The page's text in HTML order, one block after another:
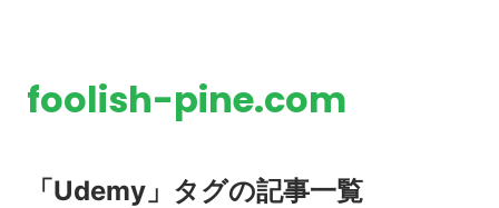
foolish-pine.com
「Udemy」タグの記事一覧